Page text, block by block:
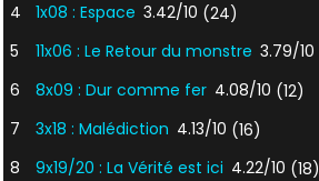
4
1x08 : Espace 3.42/10 (24)
5
11x06 : Le Retour du monstre 3.79/10
6
8x09 : Dur comme fer 4.08/10 (12)
7
3x18 : Malédiction 4.13/10 (16)
8
9x19/20 : La Vérité est ici 4.22/10 (18)